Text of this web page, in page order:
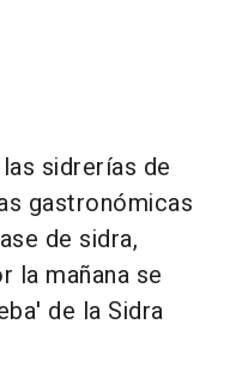
sidrerías de
gastronómicas
de sidra,
la mañana se
de la Sidra